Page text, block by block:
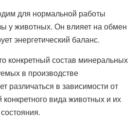
для нормальной работы
у животных. Он влияет на обмен
энергетический баланс.
конкретный состав минеральных
в производстве
различаться в зависимости от
вида животных и их